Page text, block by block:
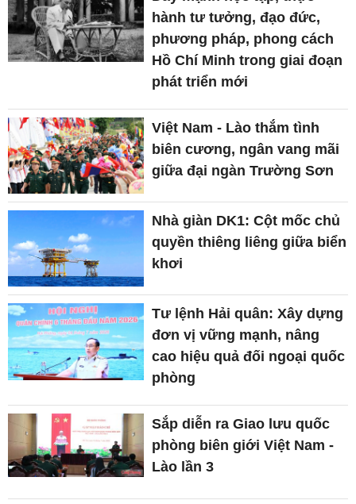
hành tư tưởng, đạo đức,
phương pháp, phong cách
Hồ Chí Minh trong giai đoạn
phát triển mới
Việt Nam - Lào thắm tình
biên cương, ngân vang mãi
giữa đại ngàn Trường Sơn
Nhà giàn DK1: Cột mốc chủ
quyền thiêng liêng giữa biển
khơi
Tư lệnh Hải quân: Xây dựng
đơn vị vững mạnh, nâng
cao hiệu quả đối ngoại quốc
phòng
Sắp diễn ra Giao lưu quốc
phòng biên giới Việt Nam -
Lào lần 3